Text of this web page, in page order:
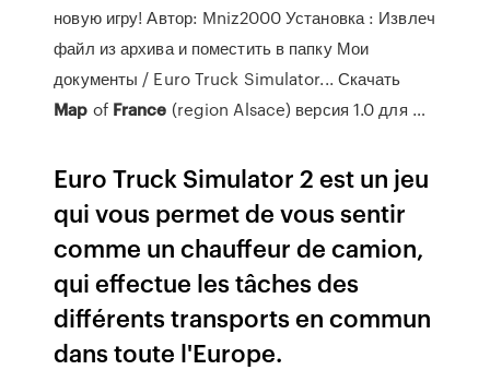
новую игру! Автор: Mniz2000 Установка : Извлеч
файл из архива и поместить в папку Мои
документы / Euro Truck Simulator... Скачать
Map of France (region Alsace) версия 1.0 для …
Euro Truck Simulator 2 est un jeu
qui vous permet de vous sentir
comme un chauffeur de camion,
qui effectue les tâches des
différents transports en commun
dans toute l'Europe.